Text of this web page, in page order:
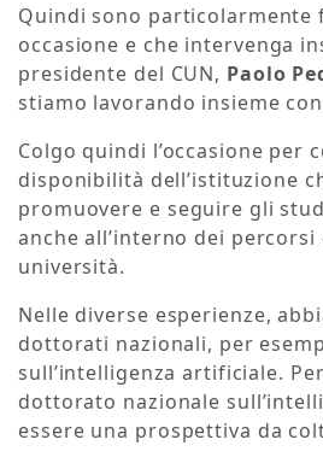
Quindi sono particolarmente
occasione e che intervenga
presidente del CUN, Paolo
stiamo lavorando insieme
Colgo quindi l’occasione per
disponibilità dell’istituzione
promuovere e seguire gli
anche all’interno dei
università.
Nelle diverse esperienze,
dottorati nazionali, per
sull’intelligenza artificiale.
dottorato nazionale
essere una prospettiva da